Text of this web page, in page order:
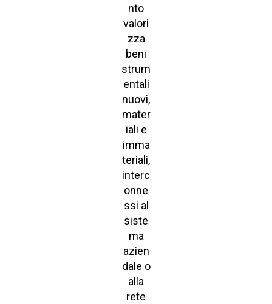
nto
valori
zza
beni
strum
entali
nuovi,
mater
iali e
imma
teriali,
interc
onne
ssi al
siste
ma
azien
dale o
alla
rete